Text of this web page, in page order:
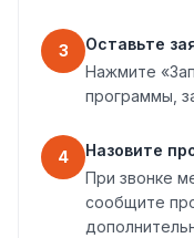
3
Оставьте
Нажмите
программы,
4
Назовите
При звонке
сообщите